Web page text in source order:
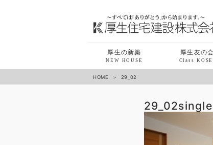
厚生の新築
NEW HOUSE
厚生友の会
Class
HOME 29_02
29_02